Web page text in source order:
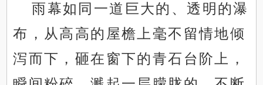
雨幕如同一道巨大的、透明的瀑
布，从高高的屋檐上毫不留情地倾
泻而下，砸在窗下的青石台阶上，